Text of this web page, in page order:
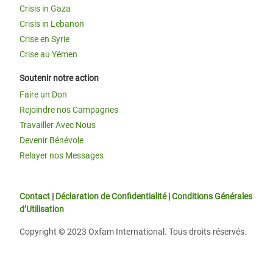
Crisis in Gaza
Crisis in Lebanon
Crise en Syrie
Crise au Yémen
Soutenir notre action
Faire un Don
Rejoindre nos Campagnes
Travailler Avec Nous
Devenir Bénévole
Relayer nos Messages
Contact | Déclaration de Confidentialité|Conditions Générales
d’Utilisation
Copyright © 2023 Oxfam International. Tous droits réservés.